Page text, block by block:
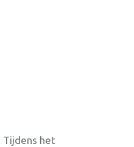
Tijdens het